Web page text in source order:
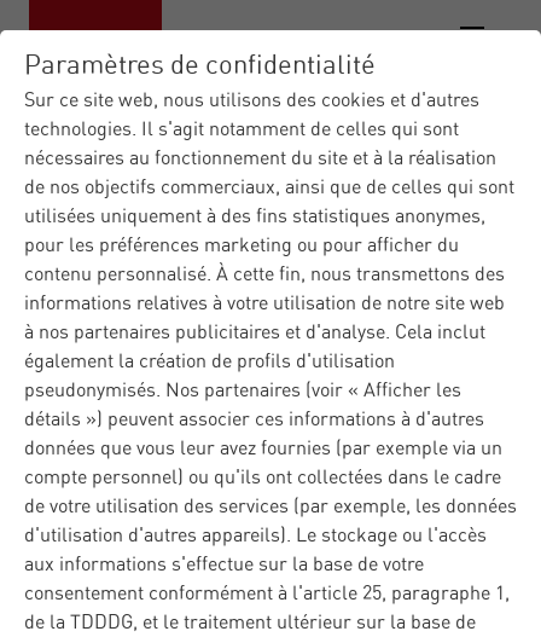
Paramètres de confidentialité
Sur ce site web, nous utilisons des cookies et d'autres
technologies. Il s'agit notamment de celles qui sont
nécessaires au fonctionnement du site et à la réalisation
de nos objectifs commerciaux, ainsi que de celles qui sont
utilisées uniquement à des fins statistiques anonymes,
pour les préférences marketing ou pour afficher du
contenu personnalisé. À cette fin, nous transmettons des
informations relatives à votre utilisation de notre site web
à nos partenaires publicitaires et d'analyse. Cela inclut
également la création de profils d'utilisation
pseudonymisés. Nos partenaires (voir « Afficher les
détails ») peuvent associer ces informations à d'autres
données que vous leur avez fournies (par exemple via un
compte personnel) ou qu'ils ont collectées dans le cadre
de votre utilisation des services (par exemple, les données
d'utilisation d'autres appareils). Le stockage ou l'accès
aux informations s'effectue sur la base de votre
consentement conformément à l'article 25, paragraphe 1,
de la TDDDG, et le traitement ultérieur sur la base de